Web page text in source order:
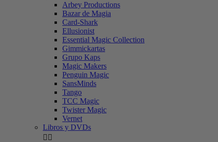
Arbey Productions
Bazar de Magia
Card-Shark
Ellusionist
Essential Magic Collection
Gimmickartas
Grupo Kaps
Magic Makers
Penguin Magic
SansMinds
Tango
TCC Magic
Twister Magic
Vernet
Libros y DVDs
 